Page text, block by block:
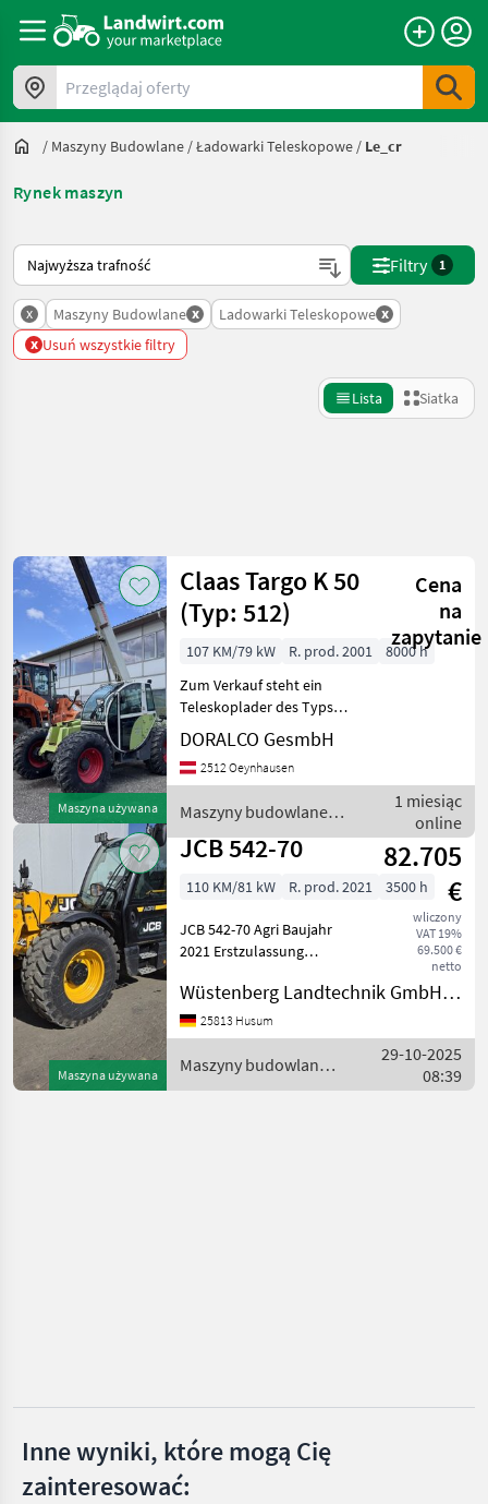
Przeglądaj oferty
/ Maszyny Budowlane /Ładowarki Teleskopowe / Le_cr
Rynek maszyn
Tak sortuje się na Landwirt.com
Filtry 1
x Maszyny Budowlane x Ladowarki Teleskopowe x
x Usuń wszystkie filtry
Lista Siatka
Kategoria 3 Kraj Filtry
AKTUALNA
ŚCIEŻKA
technika
budowlana
Maszyny
Budowlane
Ladowarki
Teleskopowe
KATEGORIĘ
Claas
1
JCB
1
MARKETPLACE
Marketplace
Oferty
dealerów
Ogłoszenia
Zresetuj
Pokaż 2
wyników
Maszyna używana
Claas Targo K 50
(Typ: 512)
Cena
na
zapytanie
107 KM/79 kW R. prod. 2001
8000 h
Zum Verkauf steht ein
Teleskoplader des Typs
Claas Targo K 50 aus dem
Baujahr 2001. Die Maschine
wurde von Caterpillar (UK)
auf bewährter
DORALCO GesmbH
2512 Oeynhausen
Maszyny budowlane /
Claas
1 miesiąc
online
Maszyna używana
JCB 542-70
82.705
€
wliczony
VAT 19%
69.500 €
netto
110 KM/81 kW R. prod. 2021 3500 h
JCB 542-70 Agri Baujahr
2021 Erstzulassung
Betriebsstunden ca. 3.500
Grosse Inspektion
durchgeführt bei 3.445
Stunden Serie III mit neuer
Wüstenberg Landtechnik GmbH & Co. KG
25813 Husum
Maszyny budowlane /
JCB
29-10-2025
08:39
Inne wyniki, które mogą Cię
zainteresować: